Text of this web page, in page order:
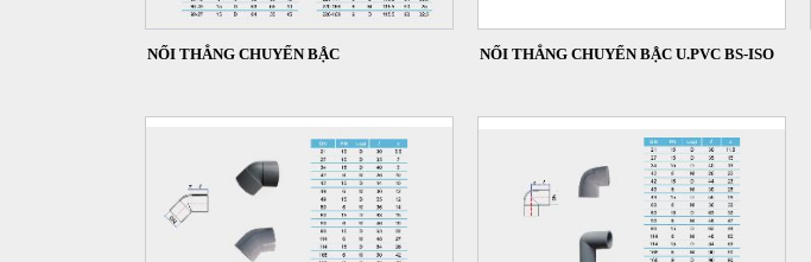
NỐI THẲNG CHUYỂN BẬC NỐI THẲNG CHUYỂN BẬC U.PVC BS-ISO